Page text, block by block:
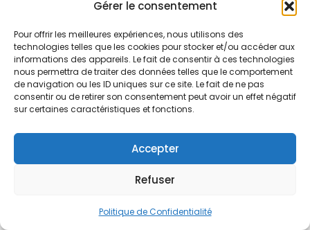
Gérer le consentement
Pour offrir les meilleures expériences, nous utilisons des
technologies telles que les cookies pour stocker et/ou accéder aux
informations des appareils. Le fait de consentir à ces technologies
nous permettra de traiter des données telles que le comportement
de navigation ou les ID uniques sur ce site. Le fait de ne pas
consentir ou de retirer son consentement peut avoir un effet négatif
sur certaines caractéristiques et fonctions.
Accepter
Refuser
Politique de Confidentialité
Ce qu’il a apprécié :
Des profilssérieux et motivés(pas de
ghosting)
Lematchmaking efficace: 90% des
profils suggérés l’intéressaient vraiment
Desconversations de qualité: les gens
vont droit au but, sans blabla inutile
se sont très bien passées
Découvrez Nos belles années!
Nos Belles Années